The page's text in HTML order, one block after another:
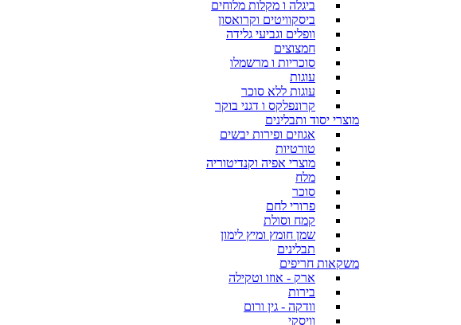
ביגלה ו מקלות מלוחים
ביסקוויטים וקרואסון
וופלים וגביעי גלידה
חמצוצים
סוכריות ו מרשמלו
עוגות
עוגות ללא סוכר
קרונפלקס ו דגני בוקר
מוצרי יסוד ותבלינים
אגוזים ופירות יבשים
טורטיות
מוצרי אפיה וקנדיטוריה
מלח
סוכר
פרורי לחם
קמח וסולת
שמן חומץ ומיץ לימון
תבלינים
משקאות חריפים
ארק - אוזו וטקילה
בירות
וודקה - גין ורום
וויסקי